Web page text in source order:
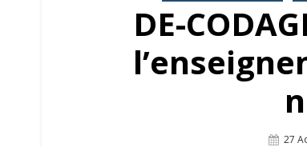
DE-
27